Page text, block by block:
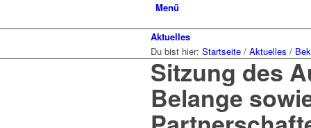
Menü
Aktuelles
Du bist hier: Startseite / Aktuelles /
Sitzung des
Belange